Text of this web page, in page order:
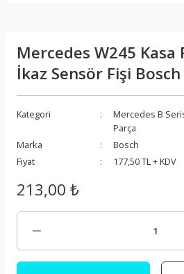
Mercedes W245 Kasa
İkaz Sensör Fişi
Kategori
Mercedes B
Parça
Marka
Bosch
Fiyat
177,50 TL + KDV
213,00 ₺